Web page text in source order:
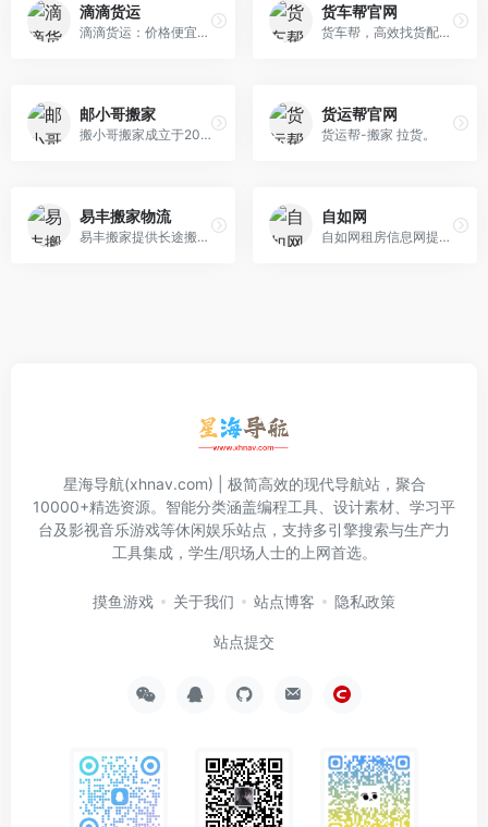
滴滴货运‌
滴滴货运‌：价格便宜，但大件物品不可搬运，限制较多，需要用户仔细鉴别‌
货车帮官网
货车帮，高效找货配货平台！司机可快速找货、办理ETC、贷款、买保险、买新车、二手货车交易、找汽修、优惠加油、使用货车导航等服务；货主可通过货车帮官网查询车源：专线物流、零担运输、往返回程车，高效配货，还可在线购买货运险、办理过路费发票等服务
邮小哥搬家
搬小哥搬家成立于2008年，总部位于深圳，是广州搬小哥科技有限公司旗下全国知名连锁搬家服务品牌。
货运帮官网
货运帮-搬家 拉货。
易丰搬家物流
易丰搬家提供长途搬家物流,出国海运搬家,同城搬家,高端日式搬家,私人物品海运,移民搬家,国际行李托运,企业办公室搬迁,钢琴搬运物流等服务
自如网
自如网租房信息网提供地区的房屋合租信息及月租价格,房屋整租信息及价格,以及公寓出租信息及价格,除此之外还将提供地区的民宿信息供用户参考。
星海导航(xhnav.com) | 极简高效的现代导航站，聚合
10000+精选资源。智能分类涵盖编程工具、设计素材、学习平
台及影视音乐游戏等休闲娱乐站点，支持多引擎搜索与生产力
工具集成，学生/职场人士的上网首选。
摸鱼游戏 关于我们 站点博客 隐私政策
站点提交